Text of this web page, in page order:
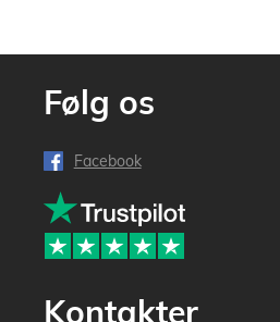
Følg os
Facebook
Kontakter